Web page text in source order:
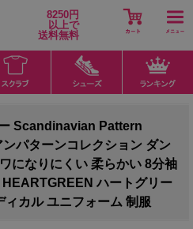
8250円
以上で
送料無料
Scandinavian Pattern
パターンコレクション ダン
になりにくい 柔らかい 8分袖
ハートグリー
ィカル ユニフォーム 制服